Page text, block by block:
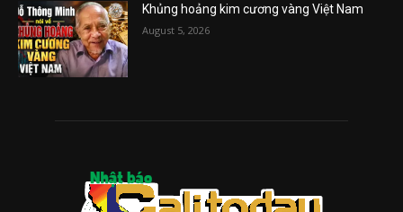
Khủng hoảng kim cương vàng Việt Nam
August 5, 2026